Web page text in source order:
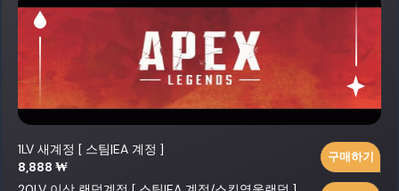
1LV 새계정 [ 스팀|EA 계정 ]
8,888 ₩
구매하기